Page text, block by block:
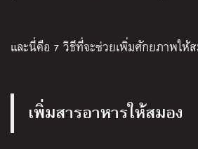
และนี่คือ 7 วิธีที่จะช่วยเพิ่มศักยภาพให้ส
เพิ่มสารอาหารให้สมอง